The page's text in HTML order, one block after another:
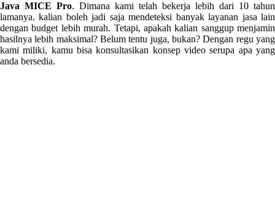
Java MICE Pro. Dimana kami telah bekerja lebih dari 10 tahun
lamanya. kalian boleh jadi saja mendeteksi banyak layanan jasa lain
dengan budget lebih murah. Tetapi, apakah kalian sanggup menjamin
hasilnya lebih maksimal? Belum tentu juga, bukan? Dengan regu yang
kami miliki, kamu bisa konsultasikan konsep video serupa apa yang
anda bersedia.